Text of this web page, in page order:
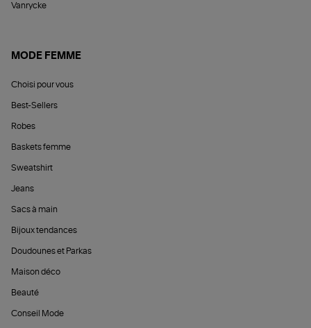
Vanrycke
MODE FEMME
Choisi pour vous
Best-Sellers
Robes
Baskets femme
Sweatshirt
Jeans
Sacs à main
Bijoux tendances
Doudounes et Parkas
Maison déco
Beauté
Conseil Mode